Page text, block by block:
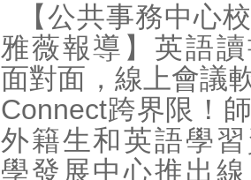
【公共事務中心
雅薇報導】英語
面對面，線上會議
Connect跨界限！
外籍生和英語學
學發展中心推出